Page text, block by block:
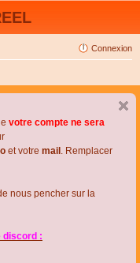
Connexion
votre compte ne sera
et votre mail . Remplacer
nous pencher sur la
discord :